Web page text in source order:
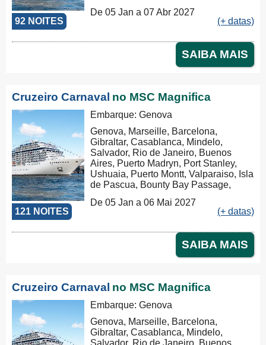
92 NOITES
Russel, Auckland, Tauranga,
Christchurch, Dunedin, Milford Sound,
Apia, Pago Pago, Honolulu, Hilo, Los
De 05 Jan a 07 Abr 2027
(+ datas)
SAIBA MAIS
Cruzeiro Carnaval no MSC Magnifica
121 NOITES
Embarque: Genova
Genova, Marseille, Barcelona,
Gibraltar, Casablanca, Mindelo,
Salvador, Rio de Janeiro, Buenos
Aires, Puerto Madryn, Port Stanley,
Ushuaia, Puerto Montt, Valparaiso, Isla
de Pascua, Bounty Bay Passage,
Russel, Auckland, Tauranga,
Christchurch, Dunedin, Milford Sound,
Apia, Pago Pago, Honolulu, Hilo, Los
Angeles, Cabo San Lucas,
Puntarenas, Balboa, Panama Canal,
Palmas, Ibiza, Nápoles, Civitavecchia,
Genova
De 05 Jan a 06 Mai 2027
(+ datas)
SAIBA MAIS
Cruzeiro Carnaval no MSC Magnifica
Embarque: Genova
Genova, Marseille, Barcelona,
Gibraltar, Casablanca, Mindelo,
Salvador, Rio de Janeiro, Buenos